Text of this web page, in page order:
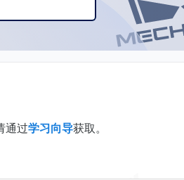
通过学习向导获取。